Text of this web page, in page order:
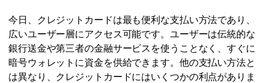
今日、クレジットカードは最も便利な支払い方法であり、
広いユーザー層にアクセス可能です。ユーザーは伝統的な
銀行送金や第三者の金融サービスを使うことなく、すぐに
暗号ウォレットに資金を供給できます。他の支払い方法と
は異なり、クレジットカードにはいくつかの利点がありま